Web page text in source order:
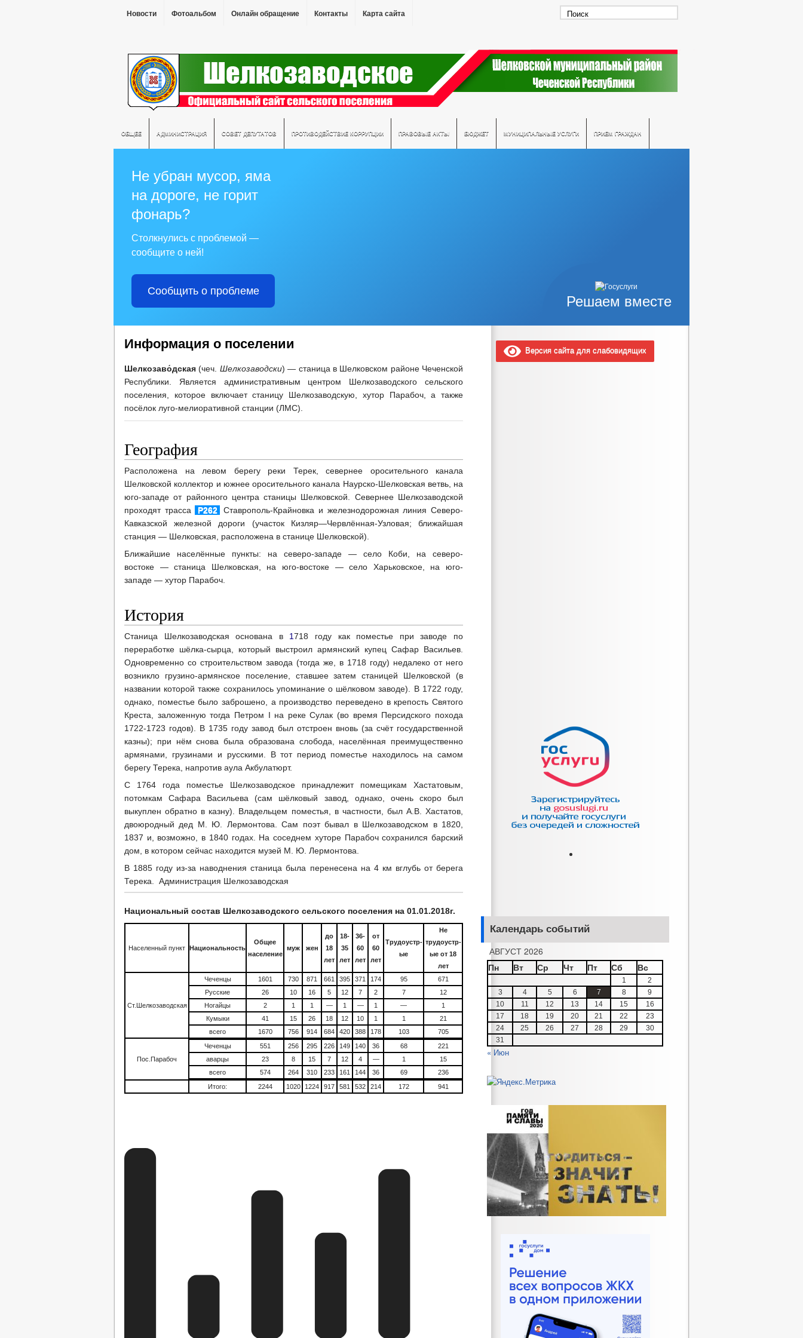
Новости Фотоальбом Онлайн обращение Контакты Карта сайта
ОБЩЕЕ АДМИНИСТРАЦИЯ СОВЕТ ДЕПУТАТОВ ПРОТИВОДЕЙСТВИЕ КОРРУПЦИИ ПРАВОВЫЕ АКТЫ БЮДЖЕТ МУНИЦИПАЛЬНЫЕ УСЛУГИ ПРИЕМ ГРАЖДАН
Решаем вместе
Не убран мусор, яма
на дороге, не горит
фонарь?
Столкнулись с проблемой —
сообщите о ней!
Сообщить о проблеме
Информация о поселении
Шелкозаво́дская (чеч. Шелкозаводски) — станица в Шелковском районе Чеченской
Республики . Является административным центром Шелкозаводского сельского
поселения , которое включает станицу Шелкозаводскую, хутор Парабоч, а также
посёлок луго-мелиоративной станции (ЛМС).
География
Расположена на левом берегу реки Терек, севернее оросительного канала
Шелковской коллектор и южнее оросительного канала Наурско-Шелковская ветвь, на
юго-западе от районного центра станицы Шелковской. Севернее Шелкозаводской
проходят трасса
Р262
Ставрополь-Крайновка и железнодорожная линия Северо-
Кавказской железной дороги (участок Кизляр—Червлённая-Узловая; ближайшая
станция — Шелковская, расположена в станице Шелковской).
Ближайшие населённые пункты: на северо-западе — село Коби, на северо-
востоке — станица Шелковская, на юго-востоке — село Харьковское, на юго-
западе — хутор Парабоч.
История
Станица Шелкозаводская основана в 1718 году как поместье при заводе по
переработке шёлка-сырца, который выстроил армянский купец Сафар Васильев.
Одновременно со строительством завода (тогда же, в 1718 году) недалеко от него
возникло грузино-армянское поселение, ставшее затем станицей Шелковской (в
названии которой также сохранилось упоминание о шёлковом заводе). В 1722 году,
однако, поместье было заброшено, а производство переведено в крепость Святого
Креста, заложенную тогда Петром I на реке Сулак (во время Персидского похода
1722-1723 годов). В 1735 году завод был отстроен вновь (за счёт государственной
казны); при нём снова была образована слобода, населённая преимущественно
армянами, грузинами и русскими. В тот период поместье находилось на самом
берегу Терека, напротив аула Акбулатюрт.
С 1764 года поместье Шелкозаводское принадлежит помещикам Хастатовым,
потомкам Сафара Васильева (сам шёлковый завод, однако, очень скоро был
выкуплен обратно в казну). Владельцем поместья, в частности, был А.В. Хастатов,
двоюродный дед М. Ю. Лермонтова. Сам поэт бывал в Шелкозаводском в 1820,
1837 и, возможно, в 1840 годах. На соседнем хуторе Парабоч сохранился барский
дом, в котором сейчас находится музей М. Ю. Лермонтова.
В 1885 году из-за наводнения станица была перенесена на 4 км вглубь от берега
Терека. Администрация Шелкозаводская
Национальный состав Шелкозаводского сельского поселения на 01.01.2018г.
Населенный пункт Национальность
Общее
население
муж жен
до
18
лет
18-
35
лет
36-
60
лет
от
60
лет
Трудоустр-
ые
Не
трудоустр-
ые от 18
лет
Ст.Шелкозаводская
Чеченцы 1601 730 871 661 395 371 174 95
671
Русские
26 10 16 5 12 7 2 7
12
Ногайцы
2 1 1 — 1 — 1 —
1
Кумыки
41 15 26 18 12 10 1 1
21
всего
1670 756 914 684 420 388 178 103 705
Пос.Парабоч
Чеченцы 551 256 295 226 149 140 36 68
221
аварцы
23 8 15 7 12 4 — 1
15
всего
574 264 310 233 161 144 36 69
236
Итого:
2244 1020 1224 917 581 532 214 172 941
Версия сайта для слабовидящих
Календарь событий
АВГУСТ 2026
Пн
Вт Ср Чт Пт Сб Вс
1
2
3
4 5 6 7 8
9
10
11 12 13 14 15
16
17
18 19 20 21 22
23
24
25 26 27 28 29
30
31
« Июн